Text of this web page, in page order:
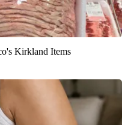
Kirkland Items